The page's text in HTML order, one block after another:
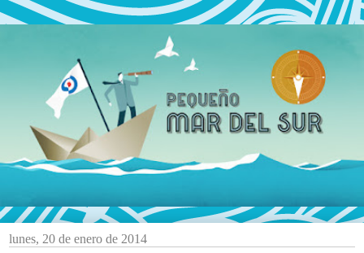
lunes, 20 de enero de 2014